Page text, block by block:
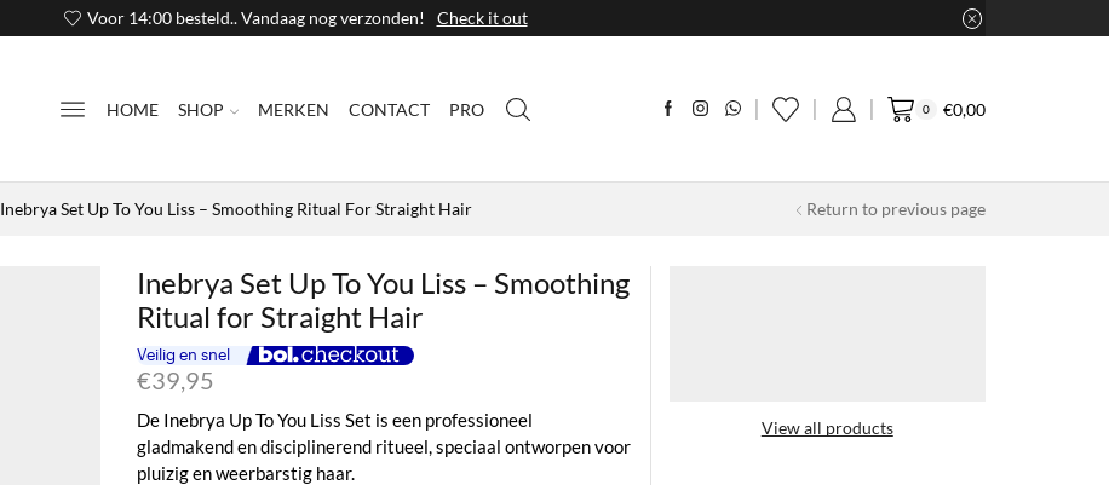
Voor 14:00 besteld.. Vandaag nog verzonden! Check it out
HOME SHOP MERKEN CONTACT PRO 0 €0,00
Inebrya Set Up To You Liss – Smoothing Ritual For Straight Hair Return to previous page
Inebrya Set Up To You Liss – Smoothing
Ritual for Straight Hair
€39,95
De Inebrya Up To You Liss Set is een professioneel
gladmakend en disciplinerend ritueel, speciaal ontworpen voor
pluizig en weerbarstig haar.
View all products